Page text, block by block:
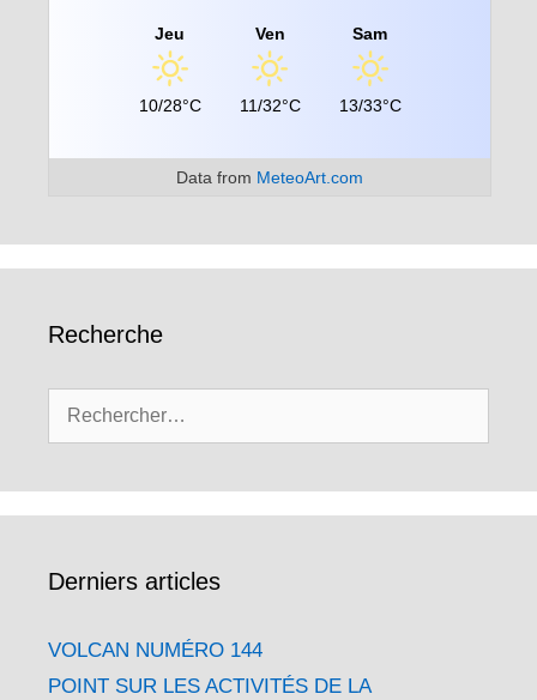
Jeu
10/28°C
Ven
11/32°C
Sam
13/33°C
Data from MeteoArt.com
Recherche
Derniers articles
VOLCAN NUMÉRO 144
POINT SUR LES ACTIVITÉS DE LA